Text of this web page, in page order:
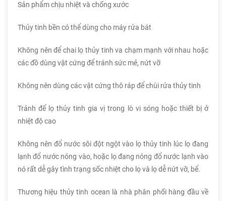
Sản phẩm chịu nhiệt và chống xước
Thủy tinh bền có thể dùng cho máy rửa bát
Không nên để chai lọ thủy tinh va chạm mạnh với nhau hoặc
các đồ dùng vật cứng để tránh sức mẻ, nứt vỡ
Không nên dùng các vật cứng thô ráp để chùi rửa thủy tinh
Tránh để lọ thủy tinh gia vị trong lò vi sóng hoặc thiết bị ở
nhiệt độ cao
Không nên đổ nước sôi đột ngột vào lọ thủy tinh lúc lọ đang
lạnh đổ nước nóng vào, hoặc lọ đang nóng đổ nước lạnh vào
nó rất dễ gây tình trạng sốc nhiệt cho lọ và lọ dễ nứt vỡ, bể.
Thương hiệu thủy tinh ocean là nhà phân phối hàng đầu về